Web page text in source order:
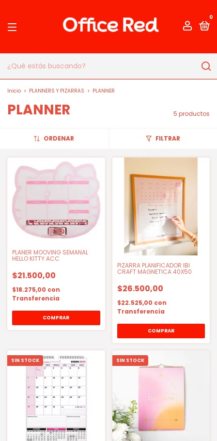
0
Inicio > PLANNERS Y PIZARRAS > PLANNER
PLANNER 5 productos
ORDENAR FILTRAR
PLANER MOOVING SEMANAL
HELLO KITTY ACC
$21.500,00
$18.275,00 con
Transferencia
PIZARRA PLANIFICADOR IBI
CRAFT MAGNETICA 40X50
$26.500,00
$22.525,00 con
Transferencia
SIN STOCK SIN STOCK